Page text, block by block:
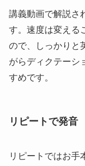
講義動画で解説さ
す。速度は変える
ので、しっかりと
がらディクテーシ
すめです。
リピートで発音
リピートではお手